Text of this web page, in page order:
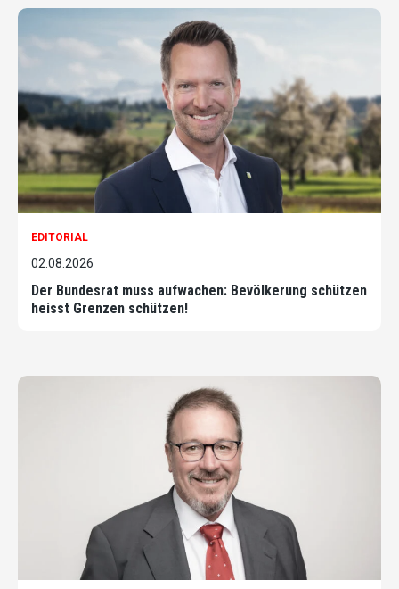
EDITORIAL
02.08.2026
Der Bundesrat muss aufwachen: Bevölkerung schützen
heisst Grenzen schützen!